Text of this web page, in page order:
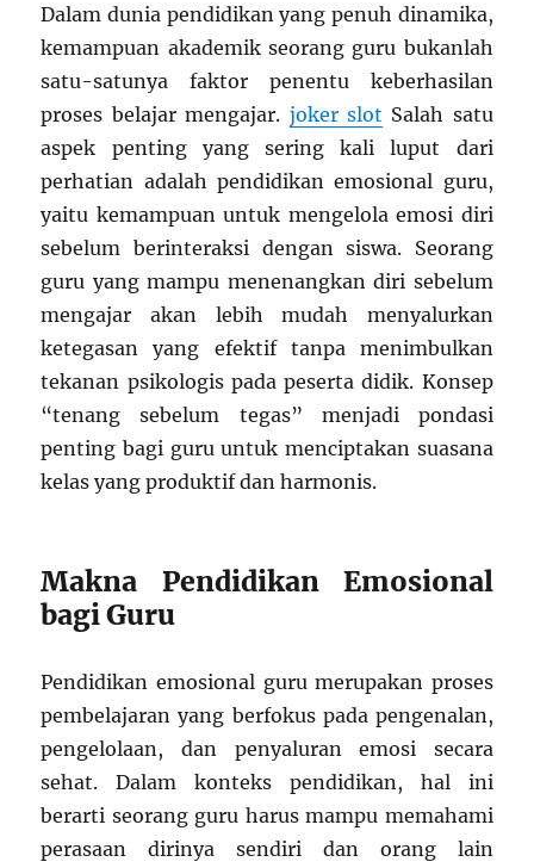
Dalam dunia pendidikan yang penuh dinamika,
kemampuan akademik seorang guru bukanlah
satu-satunya faktor penentu keberhasilan
proses belajar mengajar. joker slot Salah satu
aspek penting yang sering kali luput dari
perhatian adalah pendidikan emosional guru,
yaitu kemampuan untuk mengelola emosi diri
sebelum berinteraksi dengan siswa. Seorang
guru yang mampu menenangkan diri sebelum
mengajar akan lebih mudah menyalurkan
ketegasan yang efektif tanpa menimbulkan
tekanan psikologis pada peserta didik. Konsep
“tenang sebelum tegas” menjadi pondasi
penting bagi guru untuk menciptakan suasana
kelas yang produktif dan harmonis.
Makna Pendidikan Emosional
bagi Guru
Pendidikan emosional guru merupakan proses
pembelajaran yang berfokus pada pengenalan,
pengelolaan, dan penyaluran emosi secara
sehat. Dalam konteks pendidikan, hal ini
berarti seorang guru harus mampu memahami
perasaan dirinya sendiri dan orang lain